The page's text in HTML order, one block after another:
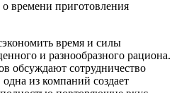
времени приготовления
время и силы
и разнообразного рациона.
обсуждают сотрудничество
из компаний создает